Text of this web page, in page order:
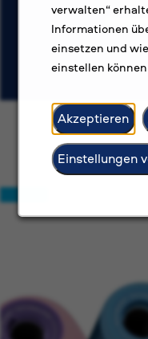
verwalten“
Informationen
einsetzen und
einstellen können
Akzeptieren
Einstellungen